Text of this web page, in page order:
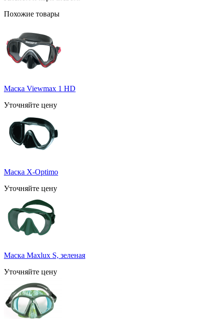
Похожие товары
Маска Viewmax 1 HD
Уточняйте цену
Маска X-Optimo
Уточняйте цену
Маска Maxlux S, зеленая
Уточняйте цену